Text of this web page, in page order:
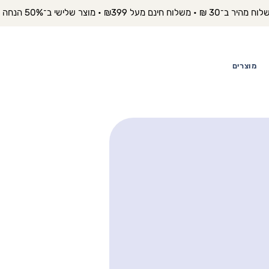
ב־30 ₪ • משלוח חינם מעל ₪399 • מוצר שלישי ב־50% הנחה
מוצרים